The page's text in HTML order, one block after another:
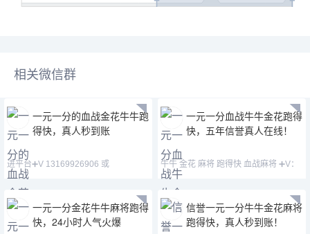
相关微信群
一元一分的血战金花牛牛跑
得快，真人秒到账
进平台➕V 13169926906 或
一元一分血战牛牛金花跑得
快，五年信誉真人在线！
牛牛 金花 麻将 跑得快 血战麻将 ➕V：
一元一分金花牛牛麻将跑得
快，24小时人气火爆
信誉一元一分牛牛金花麻将
跑得快，真人秒到账！